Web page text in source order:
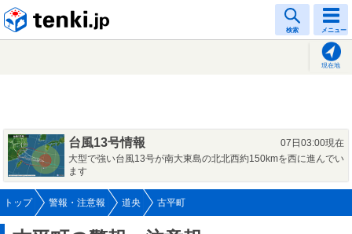
検索 メニュー
現在地
台風13号情報
07日03:00現在
大型で強い台風13号が南大東島の北北西約150kmを西に進んでい
ます
トップ 警報・注意報 道央 古平町